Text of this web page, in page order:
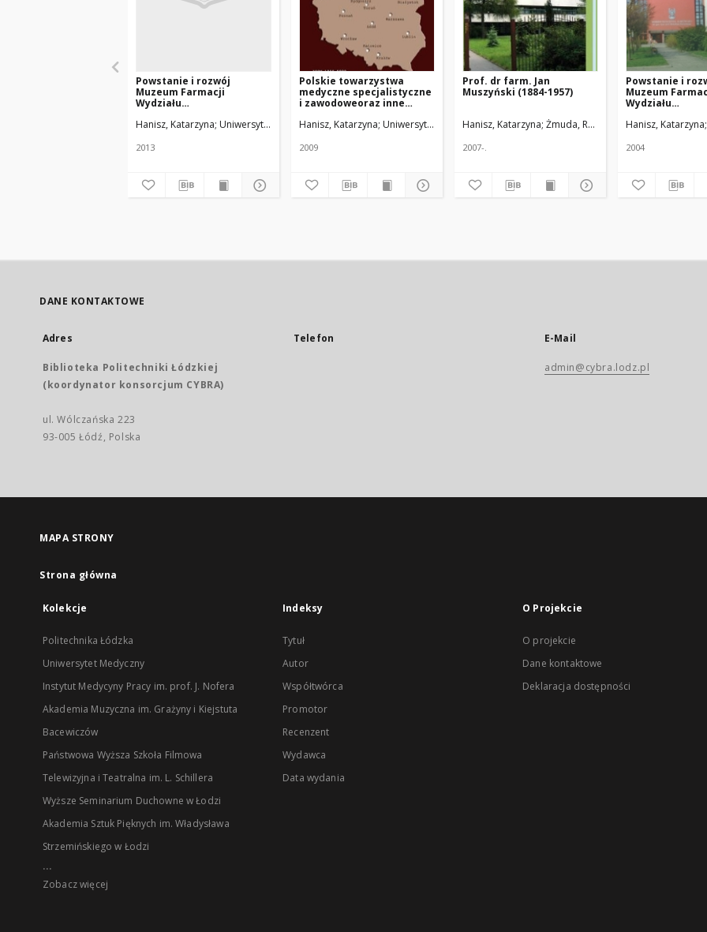
Powstanie i rozwój
Muzeum Farmacji
Wydziału
Akademii Medycznej i
Medycznegow Łodzi
Hanisz, Katarzyna Uniwersytet Medyczny w Łodzi
2013
Polskie towarzystwa
medyczne specjalistyczne
i zawodoweoraz inne
wspomagające rozwój
Hanisz, Katarzyna Uniwersytet Medyczny w Łodzi
2009
Prof. dr farm. Jan
Muszyński (1884-1957)
Hanisz, Katarzyna Żmuda, Ryszard. Red. nacz.
2007-.
Powstanie i
Muzeum
Wydziału
Akademii
w Łodzi
Hanisz, Katarzyna
2004
DANE KONTAKTOWE
Adres
Biblioteka Politechniki Łódzkiej
(koordynator konsorcjum CYBRA)
ul. Wólczańska 223
93-005 Łódź, Polska
Telefon E-Mail
admin@cybra.lodz.pl
MAPA STRONY
Strona główna
Kolekcje
Politechnika Łódzka
Uniwersytet Medyczny
Instytut Medycyny Pracy im. prof. J. Nofera
Akademia Muzyczna im. Grażyny i Kiejstuta
Bacewiczów
Państwowa Wyższa Szkoła Filmowa
Telewizyjna i Teatralna im. L. Schillera
Wyższe Seminarium Duchowne w Łodzi
Akademia Sztuk Pięknych im. Władysława
Strzemińskiego w Łodzi
...
Zobacz więcej
Indeksy
Tytuł
Autor
Współtwórca
Promotor
Recenzent
Wydawca
Data wydania
O Projekcie
O projekcie
Dane kontaktowe
Deklaracja dostępności